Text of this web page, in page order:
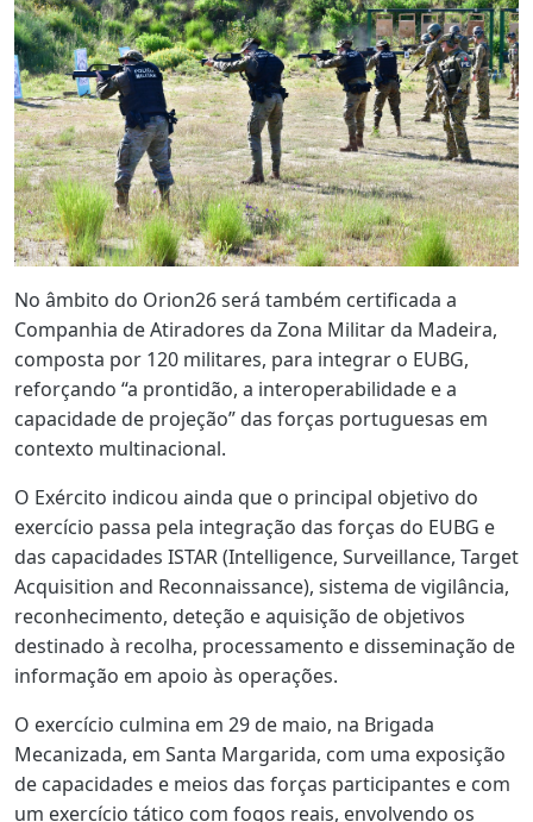
No âmbito do Orion26 será também certificada a
Companhia de Atiradores da Zona Militar da Madeira,
composta por 120 militares, para integrar o EUBG,
reforçando “a prontidão, a interoperabilidade e a
capacidade de projeção” das forças portuguesas em
contexto multinacional.
O Exército indicou ainda que o principal objetivo do
exercício passa pela integração das forças do EUBG e
das capacidades ISTAR (Intelligence, Surveillance, Target
Acquisition and Reconnaissance), sistema de vigilância,
reconhecimento, deteção e aquisição de objetivos
destinado à recolha, processamento e disseminação de
informação em apoio às operações.
O exercício culmina em 29 de maio, na Brigada
Mecanizada, em Santa Margarida, com uma exposição
de capacidades e meios das forças participantes e com
um exercício tático com fogos reais, envolvendo os